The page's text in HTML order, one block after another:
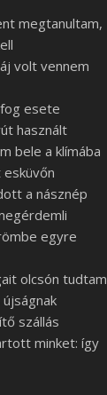
megtanultam,
volt vennem
esete
használt
bele a klímába
a násznép
egyre
olcsón tudtam
szállás
minket: így